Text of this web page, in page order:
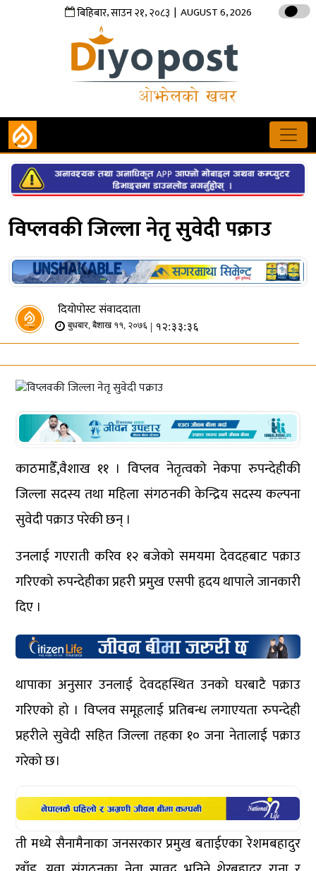
बिहिबार,साउन२१,२०८३ | AUGUST 6, 2026
विप्लवकी जिल्ला नेतृ सुवेदी पक्राउ
दियोपोस्ट संवाददाता
बुधबार, बैशाख ११, २०७६ | १२:३३:३६
काठमाडैँ,वैशाख ११ । विप्लव नेतृत्वको नेकपा रुपन्देहीकी
जिल्ला सदस्य तथा महिला संगठनकी केन्द्रिय सदस्य कल्पना
सुवेदी पक्राउ परेकी छन् ।
उनलाई गएराती करिव १२ बजेको समयमा देवदहबाट पक्राउ
गरिएको रुपन्देहीका प्रहरी प्रमुख एसपी हृदय थापाले जानकारी
दिए ।
थापाका अनुसार उनलाई देवदहस्थित उनको घरबाटै पक्राउ
गरिएको हो । विप्लव समूहलाई प्रतिबन्ध लगाएयता रुपन्देही
प्रहरीले सुवेदी सहित जिल्ला तहका १० जना नेतालाई पक्राउ
गरेको छ।
ती मध्ये सैनामैनाका जनसरकार प्रमुख बताईएका रेशमबहादुर